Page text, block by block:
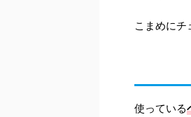
こまめに
使っている